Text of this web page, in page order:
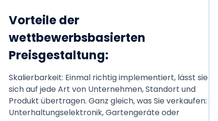
Vorteile der
wettbewerbsbasierten
Preisgestaltung:
Skalierbarkeit: Einmal richtig implementiert, lässt sie
sich auf jede Art von Unternehmen, Standort und
Produkt übertragen. Ganz gleich, was Sie verkaufen:
Unterhaltungselektronik, Gartengeräte oder